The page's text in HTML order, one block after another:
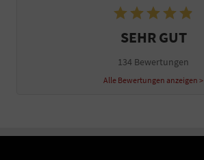
SEHR GUT
134 Bewertungen
Alle Bewertungen anzeigen >